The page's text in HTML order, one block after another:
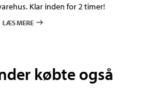
Klar inden for 2 timer!
LÆS MERE
købte også